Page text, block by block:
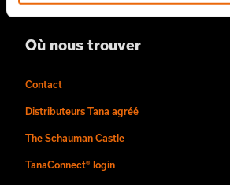
Vidéos
Où nous trouver
Contact
Distributeurs Tana agréé
The Schauman Castle
TanaConnect® login